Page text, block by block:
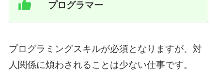
プログラマー
プログラミングスキルが必須となりますが、対
人関係に煩わされることは少ない仕事です。